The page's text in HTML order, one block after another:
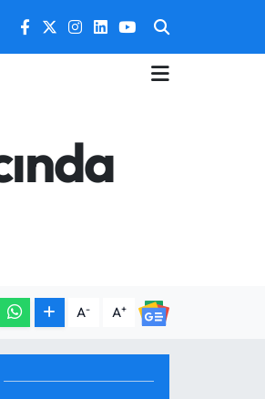
A- A+